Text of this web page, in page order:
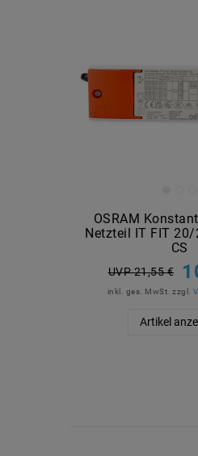
OSRAM
Netzteil IT FIT
CS
UVP 21,55 €
inkl. ges. MwSt. zzgl.
Artikel